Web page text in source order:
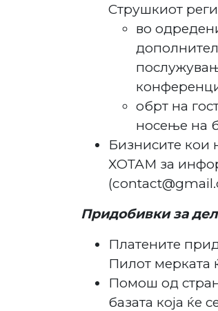
Струшкиот
во
обрт на
носење на
Бизнисите кои
ХОТАМ за
Придобивки за
Платените
Пилот мерката
Помош од
базата која ќе